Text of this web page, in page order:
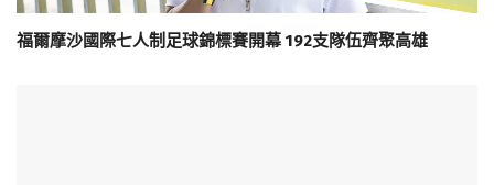
福爾摩沙國際七人制足球錦標賽開幕 192支隊伍齊聚高雄